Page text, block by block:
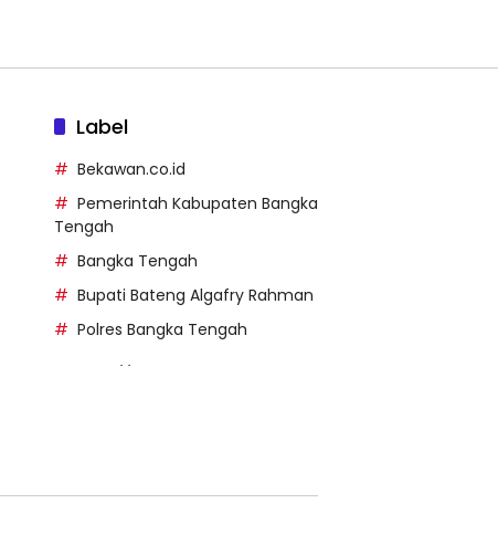
Label
Bekawan.co.id
Pemerintah Kabupaten Bangka
Tengah
Bangka Tengah
Bupati Bateng Algafry Rahman
Polres Bangka Tengah